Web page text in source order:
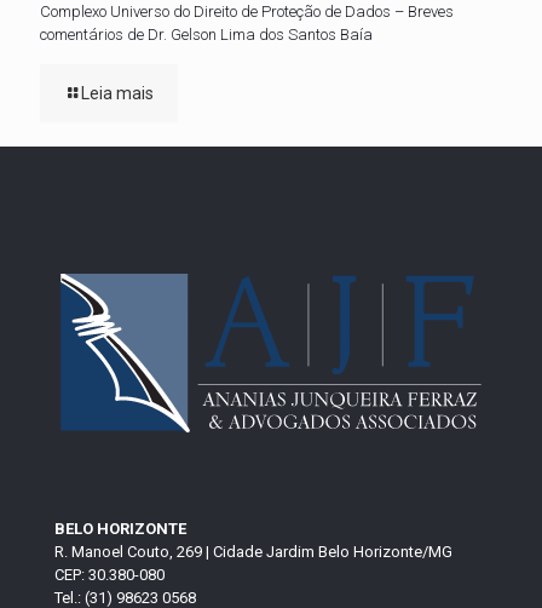
Complexo Universo do Direito de Proteção de Dados – Breves
comentários de Dr. Gelson Lima dos Santos Baía
Leia mais
BELO HORIZONTE
R. Manoel Couto, 269 | Cidade Jardim Belo Horizonte/MG
CEP: 30.380-080
Tel.: (31) 98623 0568